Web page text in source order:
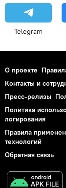
Telegram
О проекте
Контакты и
Пресс-релизы
Политика
логирования
Правила
технологий
Обратная связь